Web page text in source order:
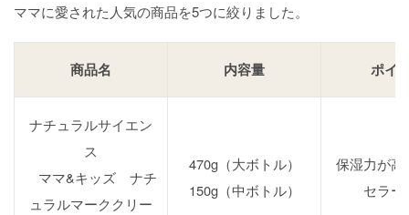
ママに愛された人気の商品を5つに絞りました。
商品名 内容量 ポイ
ナチュラルサイエン
ス
ママ&キッズ ナチ
ュラルマーククリー
470g（大ボトル）
150g（中ボトル）
保湿力が高
セラー